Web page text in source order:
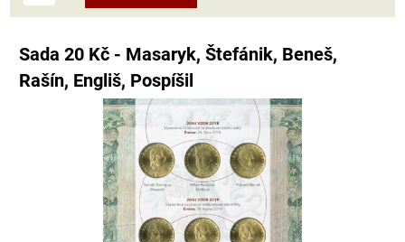
Sada 20 Kč - Masaryk, Štefánik, Beneš,
Rašín, Engliš, Pospíšil